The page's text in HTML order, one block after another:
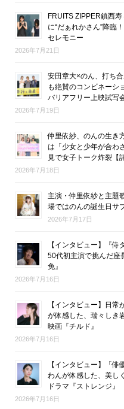
FRUITS ZIPPER鎮西
に“だぁれかさん”降臨
セレモニー
2026年7月21日
安田章大×のん、打ち
も絶賛のコンビネーシ
バリアフリー上映試写
2026年7月19日
仲里依紗、のんの生き
は「少女と少年が合わ
見で女子トーク炸裂【
2026年7月18日
主演・仲里依紗と主題
場ではのんの誕生日サ
2026年7月17日
【インタビュー】『侍
50代初主演で挑んだ座
免』
2026年7月16日
【インタビュー】日
が体感した、瑞々しき
映画『チルド』
2026年7月16日
【インタビュー】「
わんが体感した、美し
ドラマ『ストレンジ』
2026年7月16日